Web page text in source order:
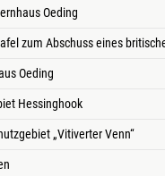
Oeding
zum Abschuss eines
Oeding
Hessinghook
„Vitiverter Venn“